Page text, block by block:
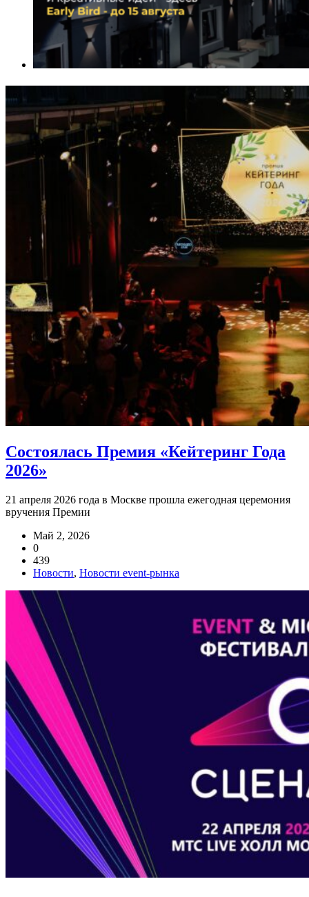
Состоялась Премия «Кейтеринг Года
2026»
21 апреля 2026 года в Москве прошла ежегодная церемония
вручения Премии
Май 2, 2026
0
439
Новости, Новости event-рынка